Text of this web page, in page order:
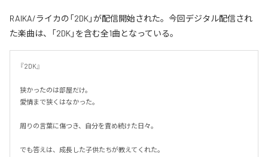
RAIKA/ライカの「2DK」が配信開始された。今回デジタル配信され
た楽曲は、「2DK」を含む全1曲となっている。
『2DK』
狭かったのは部屋だけ。
愛情まで狭くはなかった。
周りの言葉に傷つき、自分を責め続けた日々。
でも答えは、成長した子供たちが教えてくれた。